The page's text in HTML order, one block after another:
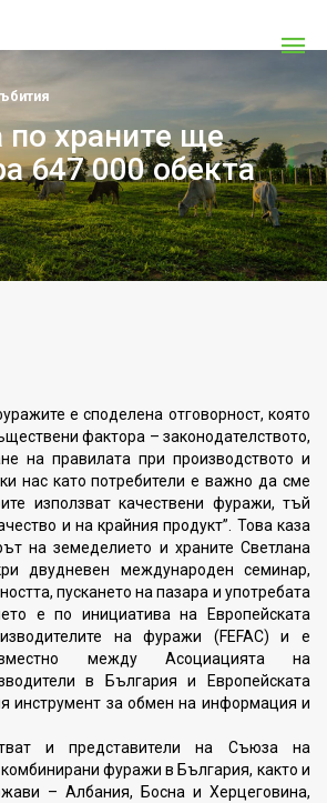
по храните ще
647 000 обекта
е споделена отговорност, която
фактора – законодателството,
на правилата при производството и
нас като потребители е важно да сме
използват качествени фуражи, тъй
и на крайния продукт”. Това каза
на земеделието и храните Светлана
двудневен международен семинар,
пускането на пазара и употребата
е по инициатива на Европейската
на фуражи (FEFAC) и е
между Асоциацията на
в България и Европейската
инструмент за обмен на информация и
и представители на Съюза на
фуражи в България, както и
– Албания, Босна и Херцеговина,